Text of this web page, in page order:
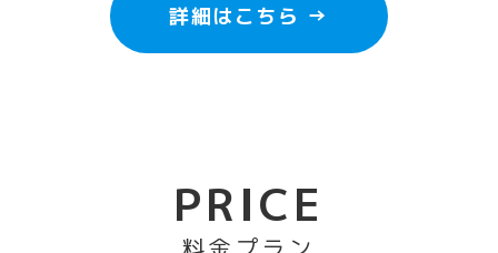
詳細はこちら →
PRICE